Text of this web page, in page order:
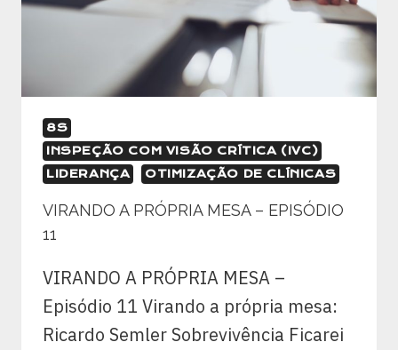
8S
INSPEÇÃO COM VISÃO CRÍTICA (IVC)
LIDERANÇA
OTIMIZAÇÃO DE CLÍNICAS
VIRANDO A PRÓPRIA MESA – EPISÓDIO
11
VIRANDO A PRÓPRIA MESA –
Episódio 11 Virando a própria mesa:
Ricardo Semler Sobrevivência Ficarei